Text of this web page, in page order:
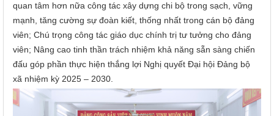
quan tâm hơn nữa công tác xây dựng chi bộ trong sạch, vững
mạnh, tăng cường sự đoàn kiết, thống nhất trong cán bộ đảng
viên; Chú trọng công tác giáo dục chính trị tư tưởng cho đảng
viên; Nâng cao tinh thần trách nhiệm khả năng sẵn sàng chiến
đấu góp phần thực hiện thắng lợi Nghị quyết Đại hội Đảng bộ
xã nhiệm kỳ 2025 – 2030.